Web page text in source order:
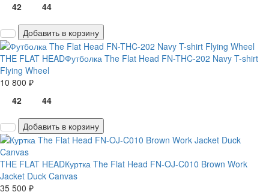
42
44
Добавить в корзину
THE FLAT HEADФутболка The Flat Head FN-THC-202 Navy T-shirt
Flying Wheel
10 800 ₽
42
44
Добавить в корзину
THE FLAT HEADКуртка The Flat Head FN-OJ-C010 Brown Work
Jacket Duck Canvas
35 500 ₽